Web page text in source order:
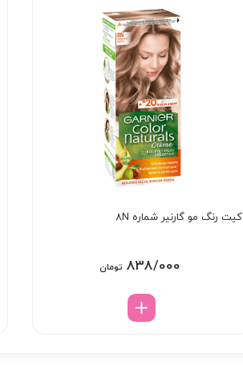
کیت رنگ مو گارنیر شماره 8N
838/000 تومان